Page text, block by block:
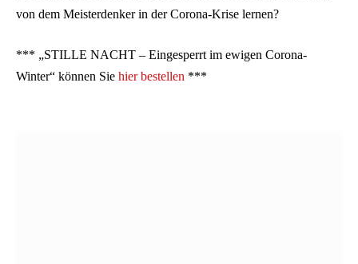
von dem Meisterdenker in der Corona-Krise lernen?
*** „STILLE NACHT – Eingesperrt im ewigen Corona-
Winter“ können Sie hier bestellen ***